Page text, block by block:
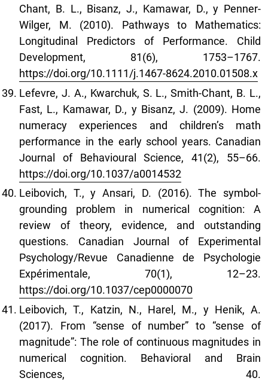
Chant, B. L., Bisanz, J., Kamawar, D., y Penner-
Wilger, M. (2010). Pathways to Mathematics:
Longitudinal Predictors of Performance. Child
Development, 81(6), 1753–1767.
https://doi.org/10.1111/j.1467-8624.2010.01508.x
Lefevre, J. A., Kwarchuk, S. L., Smith-Chant, B. L.,
Fast, L., Kamawar, D., y Bisanz, J. (2009). Home
numeracy experiences and children’s math
performance in the early school years. Canadian
Journal of Behavioural Science, 41(2), 55–66.
https://doi.org/10.1037/a0014532
Leibovich, T., y Ansari, D. (2016). The symbol-
grounding problem in numerical cognition: A
review of theory, evidence, and outstanding
questions. Canadian Journal of Experimental
Psychology/Revue Canadienne de Psychologie
Expérimentale, 70(1), 12–23.
https://doi.org/10.1037/cep0000070
Leibovich, T., Katzin, N., Harel, M., y Henik, A.
(2017). From “sense of number” to “sense of
magnitude”: The role of continuous magnitudes in
numerical cognition. Behavioral and Brain
Sciences, 40.